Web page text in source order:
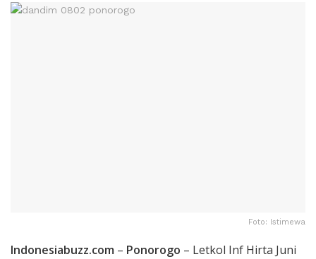
Foto: Istimewa
Indonesiabuzz.com – Ponorogo – Letkol Inf Hirta Juni